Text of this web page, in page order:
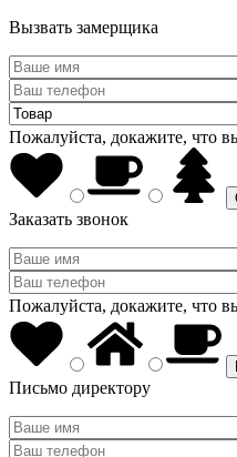
Вызвать замерщика
Пожалуйста, докажите, что
Заказать звонок
Пожалуйста, докажите, что
Письмо директору